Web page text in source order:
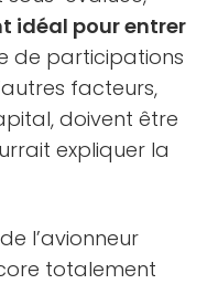
idéal pour entrer
de participations
facteurs,
doivent être
expliquer la
l’avionneur
totalement